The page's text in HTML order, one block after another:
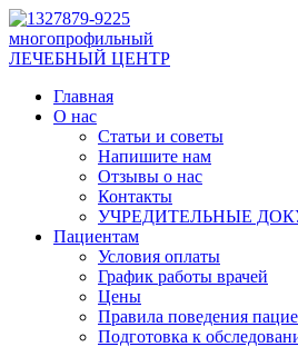
многопрофильный
ЛЕЧЕБНЫЙ ЦЕНТР
Главная
О нас
Статьи и советы
Напишите нам
Отзывы о нас
Контакты
УЧРЕДИТЕЛЬНЫЕ
Пациентам
Условия оплаты
График работы врачей
Цены
Правила поведения
Подготовка к